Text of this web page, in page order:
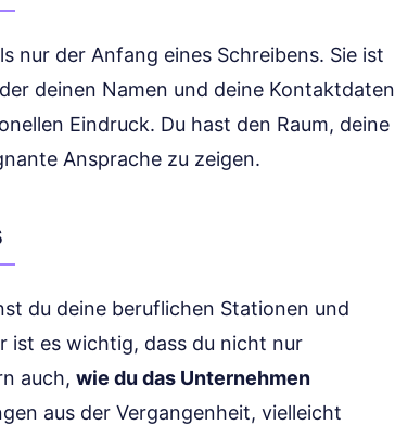
nur der Anfang eines Schreibens. Sie ist
deinen Namen und deine Kontaktdaten
Eindruck. Du hast den Raum, deine
Ansprache zu zeigen.
du deine beruflichen Stationen und
ist es wichtig, dass du nicht nur
auch, wie du das Unternehmen
aus der Vergangenheit, vielleicht